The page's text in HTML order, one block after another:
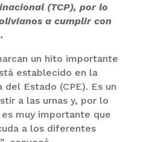
(TCP), por lo
a cumplir con
un hito importante
establecido en la
Estado (CPE). Es un
a las urnas y, por lo
muy importante que
a los diferentes